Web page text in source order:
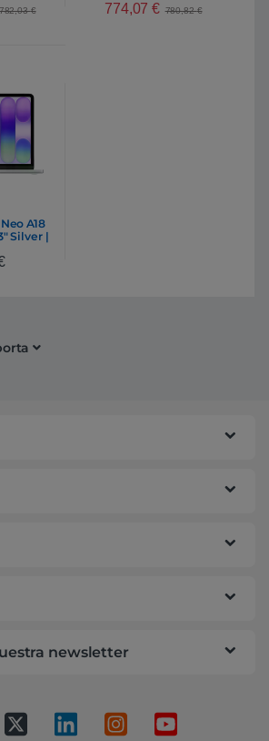
14″
€ 774,07€ 780,82€
A18
Silver |
newsletter